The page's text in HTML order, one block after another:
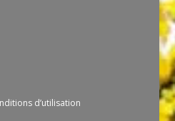
d’utilisation